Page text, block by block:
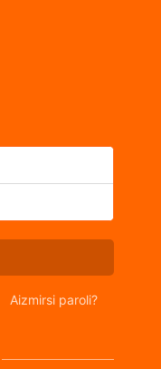
Aizmirsi paroli?